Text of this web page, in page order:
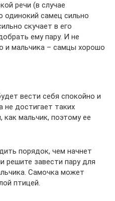
речи (в случае
одинокий самец сильно
скучает в его
ему пару. И не
и мальчика – самцы хорошо
вести себя спокойно и
не достигает таких
как мальчик, поэтому ее
порядок, чем начнет
решите завести пару для
Самочка может
птицей.